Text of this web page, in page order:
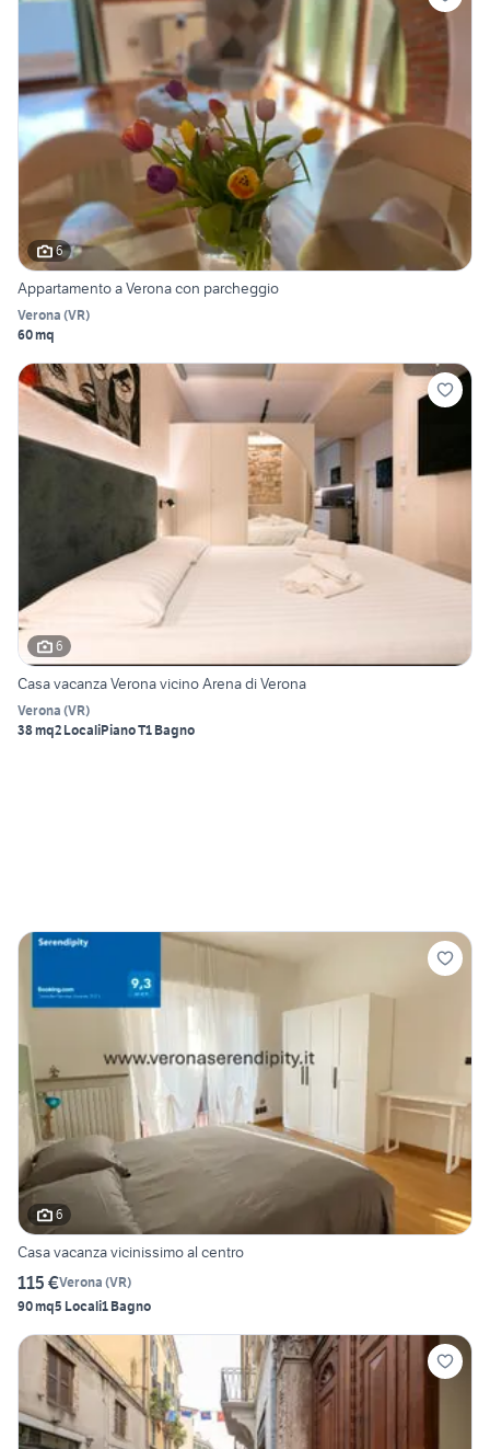
6
Appartamento a Verona con parcheggio
Verona (VR)
60 mq
6
Casa vacanza Verona vicino Arena di Verona
Verona (VR)
38 mq2 LocaliPiano T1 Bagno
6
Casa vacanza vicinissimo al centro
115 €Verona (VR)
90 mq5 Locali1 Bagno